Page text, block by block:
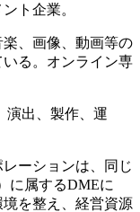
ト企業。
、画像、動画等の
る。オンライン専
演出、製作、運
ーションは、同じ
に属するDMEに
を整え、経営資源